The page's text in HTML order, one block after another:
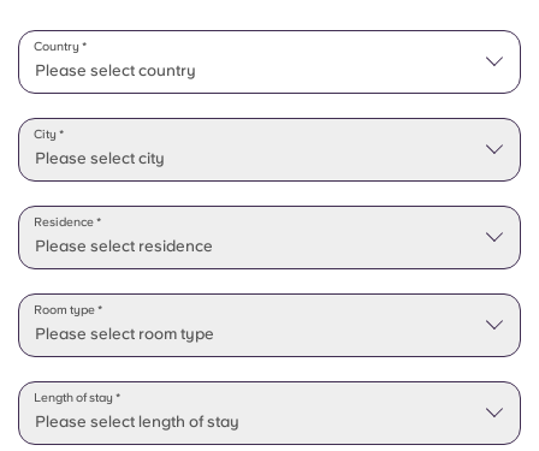
Please select country
Country *
Please select state
Please select city
City *
Please select residence
Residence *
Please select room type
Room type *
Please select length of stay
Length of stay *